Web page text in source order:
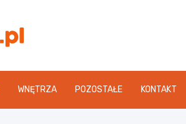
WNĘTRZA POZOSTAŁE KONTAKT